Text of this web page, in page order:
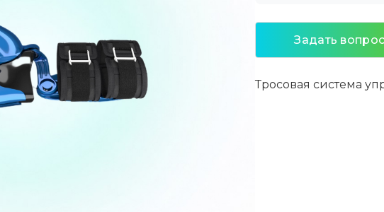
Задать вопрос
Тросовая система